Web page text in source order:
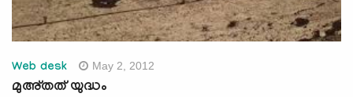
Web desk May 2, 2012
മുഅ്തത് യുദ്ധം